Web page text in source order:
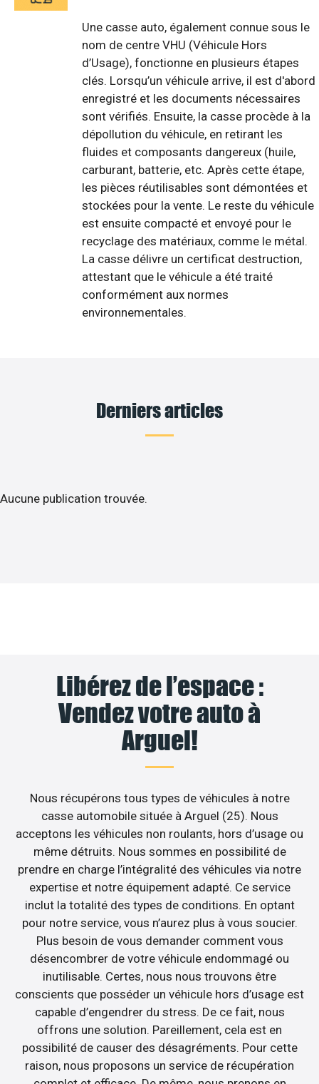
Une casse auto, également connue sous le
nom de centre VHU (Véhicule Hors
d’Usage), fonctionne en plusieurs étapes
clés. Lorsqu’un véhicule arrive, il est d'abord
enregistré et les documents nécessaires
sont vérifiés. Ensuite, la casse procède à la
dépollution du véhicule, en retirant les
fluides et composants dangereux (huile,
carburant, batterie, etc. Après cette étape,
les pièces réutilisables sont démontées et
stockées pour la vente. Le reste du véhicule
est ensuite compacté et envoyé pour le
recyclage des matériaux, comme le métal.
La casse délivre un certificat destruction,
attestant que le véhicule a été traité
conformément aux normes
environnementales.
Derniers articles
Aucune publication trouvée.
Libérez de l’espace :
Vendez votre auto à
Arguel!
Nous récupérons tous types de véhicules à notre
casse automobile située à Arguel (25). Nous
acceptons les véhicules non roulants, hors d’usage ou
même détruits. Nous sommes en possibilité de
prendre en charge l’intégralité des véhicules via notre
expertise et notre équipement adapté. Ce service
inclut la totalité des types de conditions. En optant
pour notre service, vous n’aurez plus à vous soucier.
Plus besoin de vous demander comment vous
désencombrer de votre véhicule endommagé ou
inutilisable. Certes, nous nous trouvons être
conscients que posséder un véhicule hors d’usage est
capable d’engendrer du stress. De ce fait, nous
offrons une solution. Pareillement, cela est en
possibilité de causer des désagréments. Pour cette
raison, nous proposons un service de récupération